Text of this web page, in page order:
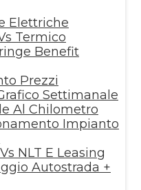
Elettriche
Termico
Benefit
Prezzi
Settimanale
Al Chilometro
Impianto
NLT E Leasing
Autostrada +